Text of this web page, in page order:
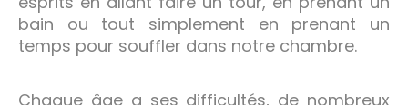
bain ou tout simplement en prenant un
temps pour souffler dans notre chambre.
Chaque âge a ses difficultés, de nombreux